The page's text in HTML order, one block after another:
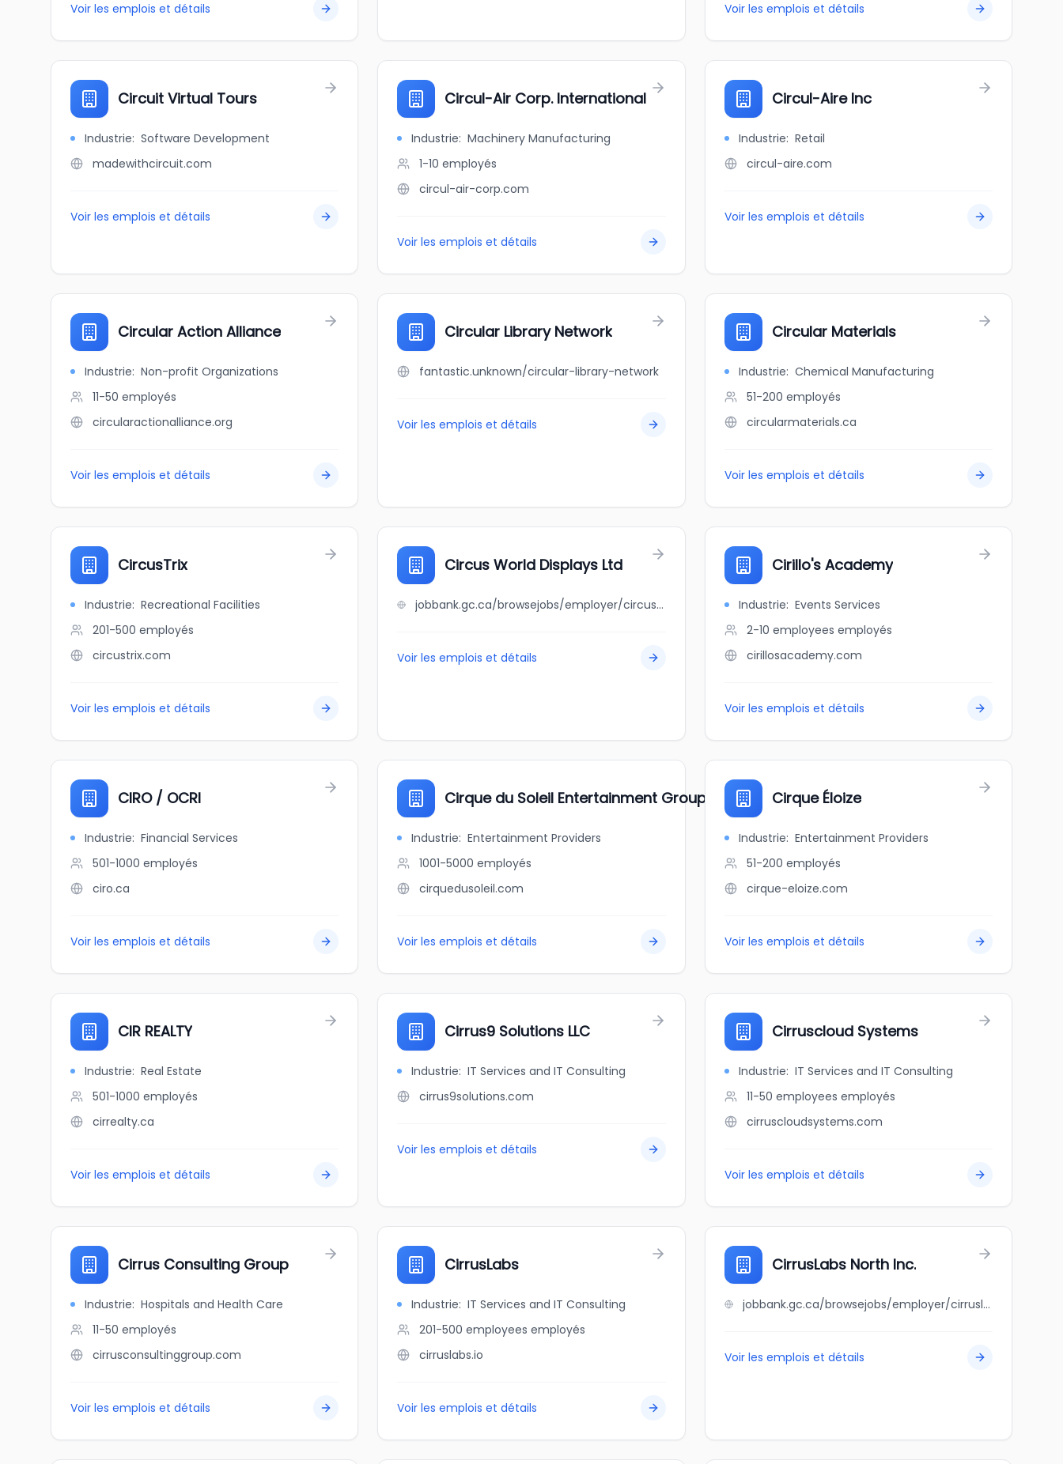
Voir les emplois et détails Voir les emplois et détails
Circuit Virtual Tours
Industrie: Software Development
madewithcircuit.com
Voir les emplois et détails
Circul-Air Corp. International
Industrie: Machinery Manufacturing
1-10 employés
circul-air-corp.com
Voir les emplois et détails
Circul-Aire Inc
Industrie: Retail
circul-aire.com
Voir les emplois et détails
Circular Action Alliance
Industrie: Non-profit Organizations
11-50 employés
circularactionalliance.org
Voir les emplois et détails
Circular Library Network
fantastic.unknown/circular-library-network
Voir les emplois et détails
Circular Materials
Industrie: Chemical Manufacturing
51-200 employés
circularmaterials.ca
Voir les emplois et détails
CircusTrix
Industrie: Recreational Facilities
201-500 employés
circustrix.com
Voir les emplois et détails
Circus World Displays Ltd
jobbank.gc.ca/browsejobs/employer/circus+world+displays+ltd/ca
Voir les emplois et détails
Cirillo's Academy
Industrie: Events Services
2-10 employees employés
cirillosacademy.com
Voir les emplois et détails
CIRO / OCRI
Industrie: Financial Services
501-1000 employés
ciro.ca
Voir les emplois et détails
Cirque du Soleil Entertainment Group
Industrie: Entertainment Providers
1001-5000 employés
cirquedusoleil.com
Voir les emplois et détails
Cirque Éloize
Industrie: Entertainment Providers
51-200 employés
cirque-eloize.com
Voir les emplois et détails
CIR REALTY
Industrie: Real Estate
501-1000 employés
cirrealty.ca
Voir les emplois et détails
Cirrus9 Solutions LLC
Industrie: IT Services and IT Consulting
cirrus9solutions.com
Voir les emplois et détails
Cirruscloud Systems
Industrie: IT Services and IT Consulting
11-50 employees employés
cirruscloudsystems.com
Voir les emplois et détails
Cirrus Consulting Group
Industrie: Hospitals and Health Care
11-50 employés
cirrusconsultinggroup.com
Voir les emplois et détails
CirrusLabs
Industrie: IT Services and IT Consulting
201-500 employees employés
cirruslabs.io
Voir les emplois et détails
CirrusLabs North Inc.
jobbank.gc.ca/browsejobs/employer/cirruslabs+north+inc./ca
Voir les emplois et détails